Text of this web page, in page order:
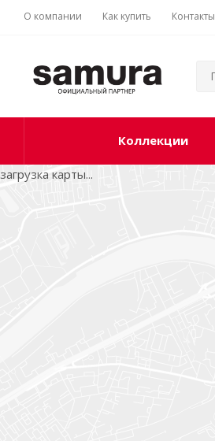
О компании Как купить Контакты
Коллекции
загрузка карты...